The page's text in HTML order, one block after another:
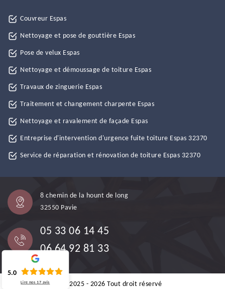
Couvreur Espas
Nettoyage et pose de gouttière Espas
Pose de velux Espas
Nettoyage et démoussage de toiture Espas
Travaux de zinguerie Espas
Traitement et changement charpente Espas
Nettoyage et ravalement de façade Espas
Entreprise d'intervention d'urgence fuite toiture Espas 32370
Service de réparation et rénovation de toiture Espas 32370
8 chemin de la hount de long
32550 Pavie
05 33 06 14 45
06 64 92 81 33
©2025 - 2026 Tout droit réservé
5.0
Lire nos17 avis